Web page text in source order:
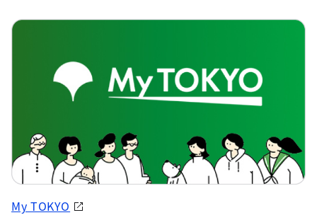
My TOKYO